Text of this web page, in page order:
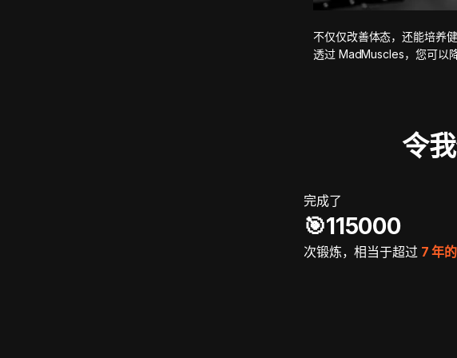
不仅仅改善体态，还能培养
透过 MadMuscles，您可以
令
完成了
🎯️115000
次锻炼，相当于超过 7 年